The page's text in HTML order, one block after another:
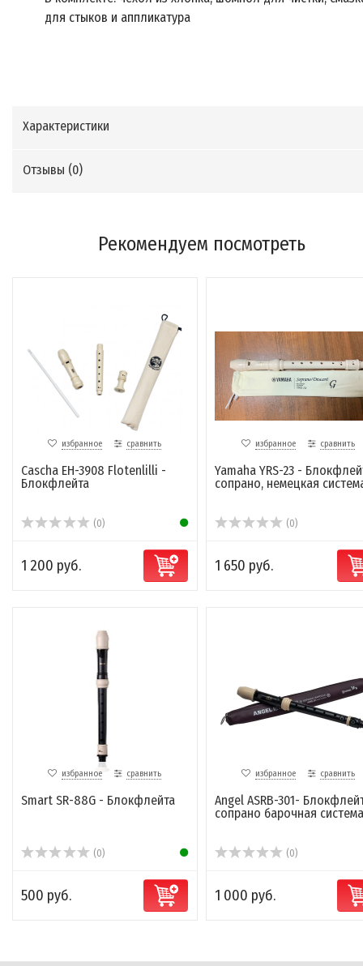
для стыков и аппликатура
Характеристики
Отзывы (0)
Рекомендуем посмотреть
избранное сравнить
Cascha EH-3908 Flotenlilli -
Блокфлейта
(0)
1 200 руб.
избранное сравнить
Yamaha YRS-23 -
сопрано, немецкая
(0)
1 650 руб.
избранное сравнить
Smart SR-88G - Блокфлейта
(0)
500 руб.
избранное сравнить
Angel ASRB-301-
сопрано барочная система
(0)
1 000 руб.